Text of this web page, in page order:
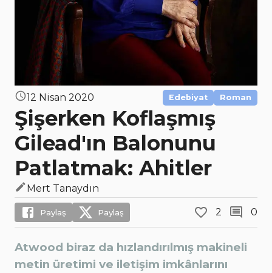
12 Nisan 2020 Edebiyat Roman
Şişerken Koflaşmış
Gilead'ın Balonunu
Patlatmak: Ahitler
Mert Tanaydın
Paylaş Paylaş 2 0
Atwood biraz da hızlandırılmış makineli
metin üretimi ve iletişim imkânlarını